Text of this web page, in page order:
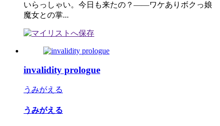
いらっしゃい。今日も来たの？――ワケありボクっ娘
魔女との掌...
invalidity prologue
うみがえる
うみがえる